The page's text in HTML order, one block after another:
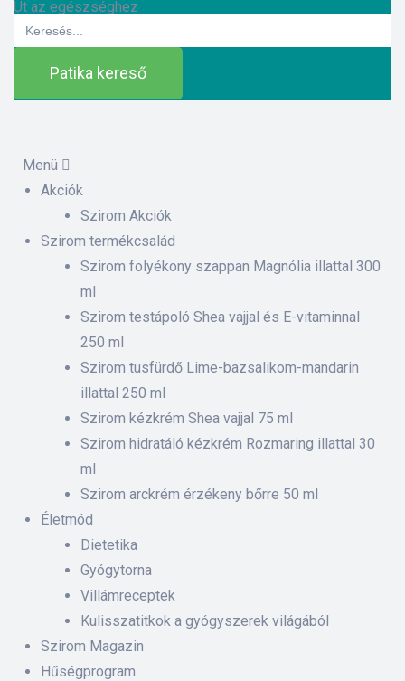
Út az egészséghez
for:
Patika kereső
Menü
Akciók
Szirom Akciók
Szirom termékcsalád
Szirom folyékony szappan Magnólia illattal 300
ml
Szirom testápoló Shea vajjal és E-vitaminnal
250 ml
Szirom tusfürdő Lime-bazsalikom-mandarin
illattal 250 ml
Szirom kézkrém Shea vajjal 75 ml
Szirom hidratáló kézkrém Rozmaring illattal 30
ml
Szirom arckrém érzékeny bőrre 50 ml
Életmód
Dietetika
Gyógytorna
Villámreceptek
Kulisszatitkok a gyógyszerek világából
Szirom Magazin
Hűségprogram